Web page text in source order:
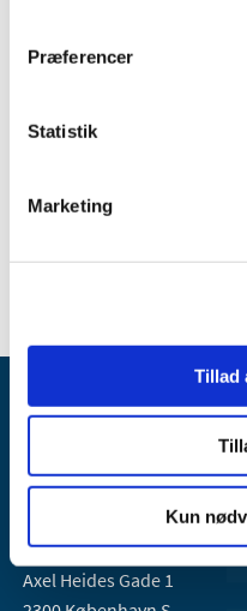
Præferencer
Statistik
Marketing
Tillad
Kun
marts (1)
2020 (29)
Lægemiddelstyrelsen
Axel Heides Gade 1